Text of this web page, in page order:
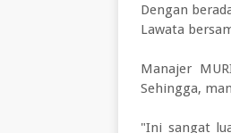
Dengan
Lawata
Manajer
Sehingga,
"Ini sangat